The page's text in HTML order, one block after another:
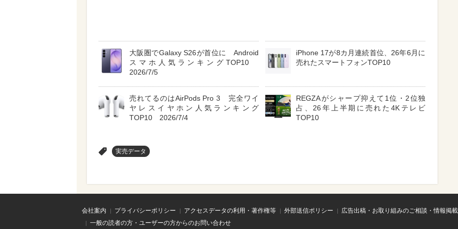
大阪圏でGalaxy S26が首位に Android
スマホ人気ランキングTOP10
2026/7/5
iPhone 17が8カ月連続首位、26年6月に
売れたスマートフォンTOP10
売れてるのはAirPods Pro 3 完全ワイ
ヤレスイヤホン人気ランキング
TOP10 2026/7/4
REGZAがシャープ抑えて1位・2位独
占、26年上半期に売れた4Kテレビ
TOP10
実売データ
会社案内 プライバシーポリシー アクセスデータの利用・著作権等 外部送信ポリシー
広告出稿・お取り組みのご相談・情報掲
一般の読者の方・ユーザーの方からのお問い合わせ